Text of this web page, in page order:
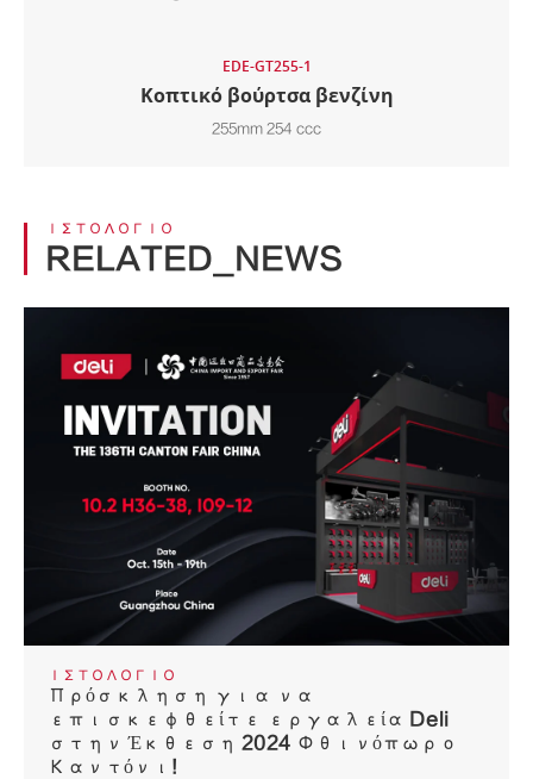
EDE-GT255-1
Κοπτικό βούρτσα βενζίνη
255mm 254 ccc
ΙΣΤΟΛΌΓΙΟ
RELATED_NEWS
ΙΣΤΟΛΌΓΙΟ
Πρόσκληση για να
επισκεφθείτε εργαλεία Deli
στην Έκθεση 2024 Φθινόπωρο
Καντόνι!